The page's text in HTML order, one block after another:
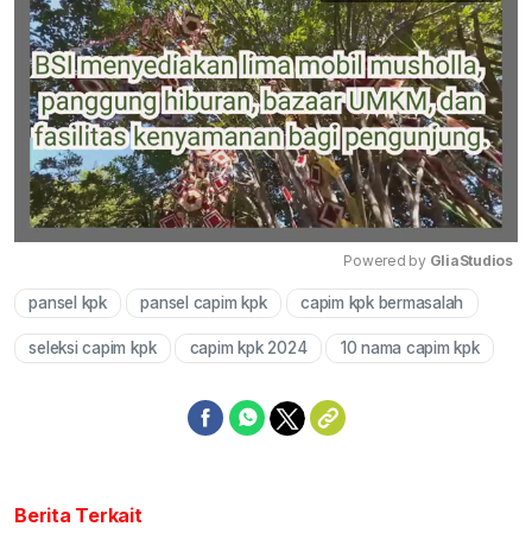
Mute
Powered by GliaStudios
pansel kpk pansel capim kpk capim kpk bermasalah
seleksi capim kpk capim kpk 2024 10 nama capim kpk
Berita Terkait